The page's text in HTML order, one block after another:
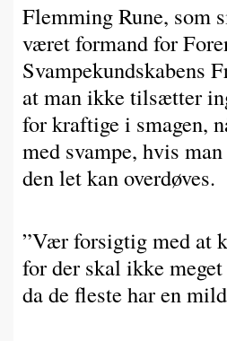
Flemming Rune, som
været formand for
Svampekundskabens
at man ikke tilsætter
for kraftige i smagen,
med svampe, hvis
den let kan overdøves.
”Vær forsigtig med at
for der skal ikke
da de fleste har en